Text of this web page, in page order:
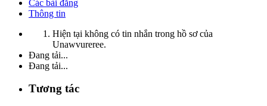
Các bài đăng
Thông tin
Hiện tại không có tin nhắn trong hồ sơ của
Unawvureree.
Đang tải...
Đang tải...
Tương tác